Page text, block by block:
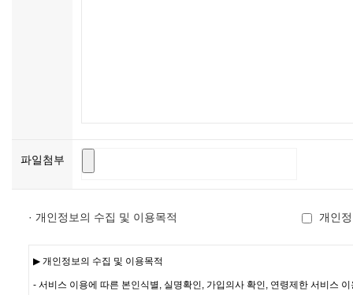
파일첨부
· 개인정보의 수집 및 이용목적 개인